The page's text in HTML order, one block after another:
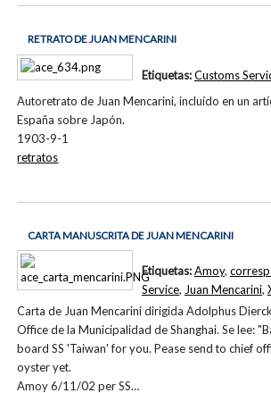
RETRATO DE JUAN MENCARINI
Autoretrato de Juan Mencarini, incluído en un
España sobre Japón.
1903-9-1
Etiquetas:Customs
retratos
CARTA MANUSCRITA DE JUAN MENCARINI
Carta de Juan Mencarini dirigida Adolphus
Office de la Municipalidad de Shanghai. Se lee:
board SS 'Taiwan' for you. Pease send to chief
oyster yet.
Amoy 6/11/02 per SS…
Etiquetas:Amoy,
Service, Juan Mencarini,